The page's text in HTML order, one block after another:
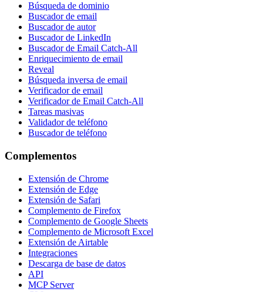
Búsqueda de dominio
Buscador de email
Buscador de autor
Buscador de LinkedIn
Buscador de Email Catch-All
Enriquecimiento de email
Reveal
Búsqueda inversa de email
Verificador de email
Verificador de Email Catch-All
Tareas masivas
Validador de teléfono
Buscador de teléfono
Complementos
Extensión de Chrome
Extensión de Edge
Extensión de Safari
Complemento de Firefox
Complemento de Google Sheets
Complemento de Microsoft Excel
Extensión de Airtable
Integraciones
Descarga de base de datos
API
MCP Server